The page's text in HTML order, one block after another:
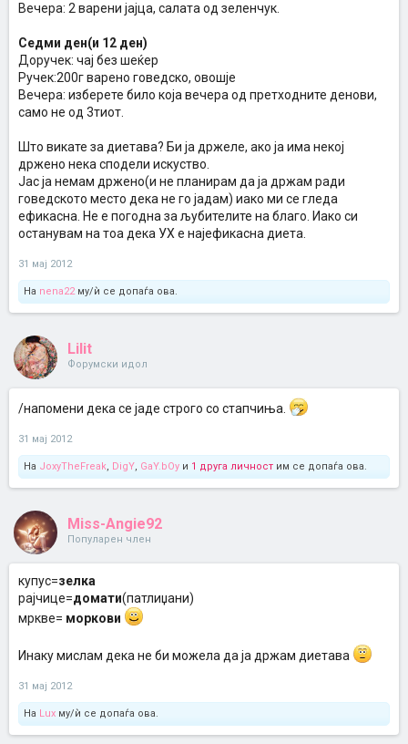
Вечера: 2 варени јајца, салата од зеленчук.
Седми ден(и 12 ден)
Доручек: чај без шеќер
Ручек:200г варено говедско, овошје
Вечера: изберете било која вечера од претходните денови,
само не од 3тиот.
Што викате за диетава? Би ја држеле, ако ја има некој
држено нека сподели искуство.
Јас ја немам држено(и не планирам да ја држам ради
говедското место дека не го јадам) иако ми се гледа
ефикасна. Не е погодна за љубителите на благо. Иако си
останувам на тоа дека УХ е најефикасна диета.
31 мај 2012
На nena22му/ѝ се допаѓа ова.
Lilit
Форумски идол
/напомени дека се јаде строго со стапчиња.
31 мај 2012
На JoxyTheFreak, DigY, GaY.bOy и 1 друга личност им се допаѓа ова.
Miss-Angie92
Популарен член
купус=зелка
рајчице=домати(патлиџани)
мркве= моркови
Инаку мислам дека не би можела да ја држам диетава
31 мај 2012
На Lux му/ѝ се допаѓа ова.